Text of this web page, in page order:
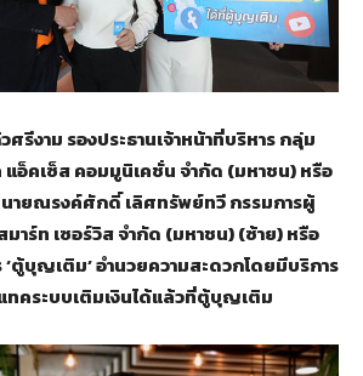
รีงาม รองประธานเจ้าหน้าที่บริหาร กลุ่ม
แอ็คเซ็ส คอมมูนิเคชั่น จำกัด (มหาชน) หรือ
ายณรงค์ศักดิ์ เลิศทรัพย์ทวี กรรมการผู้
าร์ท เซอร์วิส จำกัด (มหาชน) (ซ้าย) หรือ
‘ตู้บุญเติม’ อำนวยความสะดวกโดยมีบริการ
คระบบเติมเงินได้แล้วที่ตู้บุญเติม